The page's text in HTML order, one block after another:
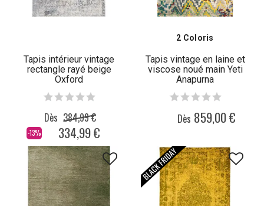
Tapis intérieur vintage
rectangle rayé beige
Oxford
-13%
Dès 384,99 €
334,99 €
2 Coloris
Tapis vintage en laine et
viscose noué main Yeti
Anapurna
Dès 859,00 €